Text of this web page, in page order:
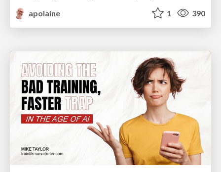
apolaine
1 390